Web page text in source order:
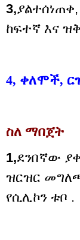
3,
ከፍተኛ እና
4, ቀለሞች,
ስለ ማበጀት
1,ደንበኛው
ዝርዝር
የሲሊኮን ቱቦ .